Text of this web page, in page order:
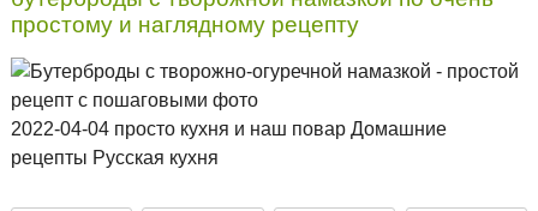
простому и наглядному рецепту
2022-04-04 просто кухня и наш повар Домашние
рецепты Русская кухня